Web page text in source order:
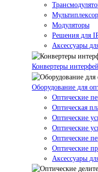
Модуляторы
Решения для
Аксессуары
Конвертеры
Оборудование для
Оптические
Оптическая
Оптические
Оптические
Оптические
Оптические
Аксессуары